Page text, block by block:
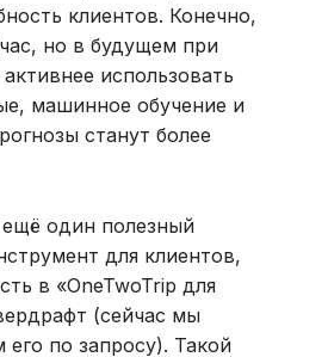
клиентов. Конечно,
но в будущем при
использовать
машинное обучение и
станут более
ещё один полезный
для клиентов,
в «OneTwoTrip для
(сейчас мы
его по запросу). Такой